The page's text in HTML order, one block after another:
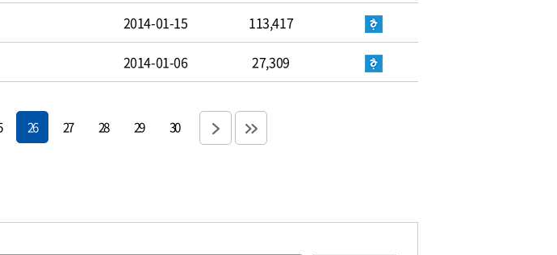
2014-01-15 113,417
2014-01-06 27,309
26 27 28 29 30